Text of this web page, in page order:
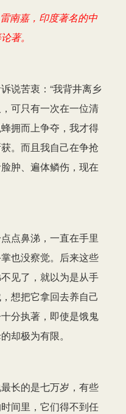
南嘉，印度著名的中
著。
说苦衷：“我背井离乡
可只有一次在一位清
拥而上争夺，我才得
。而且我自己在争抢
肿、遍体鳞伤，现在
点鼻涕，一直在手里
也没察觉。后来这些
见了，就以为是从手
想把它拿回去养自己
分执著，即使是饿鬼
却极为有限。
长的是七万岁，有些
间里，它们得不到任